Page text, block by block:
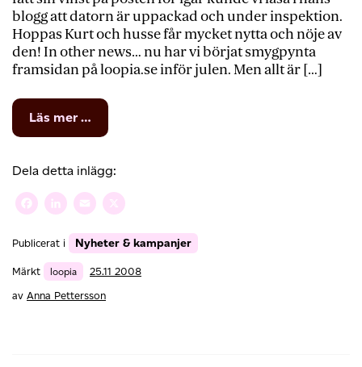
blogg att datorn är uppackad och under inspektion.
Hoppas Kurt och husse får mycket nytta och nöje av
den! In other news… nu har vi börjat smygpynta
framsidan på loopia.se inför julen. Men allt är […]
Läs mer …
EeekorrePC
Dela detta inlägg:
Facebook
LinkedIn
Email
Publicerat i Nyheter & kampanjer
Märkt loopia
25.11 2008
av Anna Pettersson